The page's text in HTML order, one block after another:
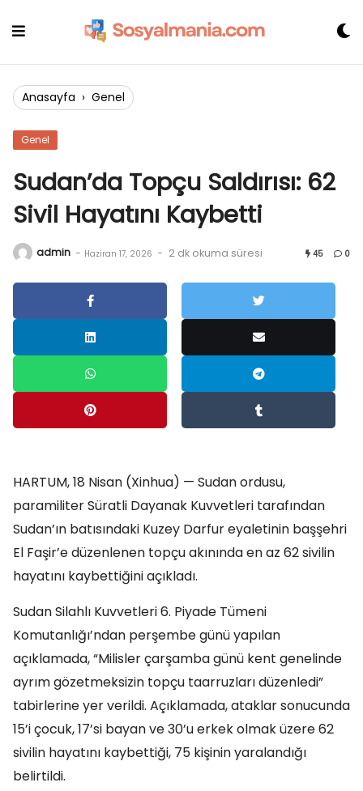
Anasayfa › Genel
Genel
Sudan’da Topçu Saldırısı: 62
Sivil Hayatını Kaybetti
admin - Haziran 17, 2026 - 2 dk okuma süresi 45 0
HARTUM, 18 Nisan (Xinhua) — Sudan ordusu,
paramiliter Süratli Dayanak Kuvvetleri tarafından
Sudan’ın batısındaki Kuzey Darfur eyaletinin başşehri
El Faşir’e düzenlenen topçu akınında en az 62 sivilin
hayatını kaybettiğini açıkladı.
Sudan Silahlı Kuvvetleri 6. Piyade Tümeni
Komutanlığı’ndan perşembe günü yapılan
açıklamada, “Milisler çarşamba günü kent genelinde
ayrım gözetmeksizin topçu taarruzları düzenledi”
tabirlerine yer verildi. Açıklamada, ataklar sonucunda
15’i çocuk, 17’si bayan ve 30’u erkek olmak üzere 62
sivilin hayatını kaybettiği, 75 kişinin yaralandığı
belirtildi.